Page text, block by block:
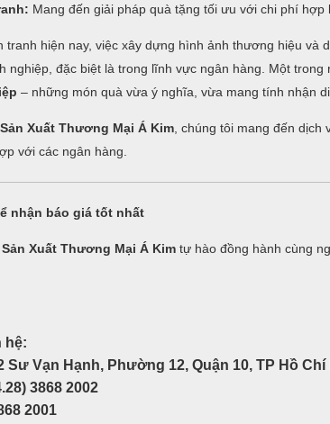
Mang đến giải pháp quà tặng tối ưu với chi phí hợp
tranh hiện nay, việc xây dựng hình ảnh thương hiệu và
nghiệp, đặc biệt là trong lĩnh vực ngân hàng. Một
– những món quà vừa ý nghĩa, vừa mang tính nhận
Xuất Thương Mại Á Kim , chúng tôi mang đến
với các ngân hàng.
nhận báo giá tốt nhất
Sản Xuất Thương Mại Á Kim tự hào đồng hành cùng
hệ:
Sư Vạn Hạnh, Phường 12, Quận 10, TP Hồ Chí
3868 2002
2001